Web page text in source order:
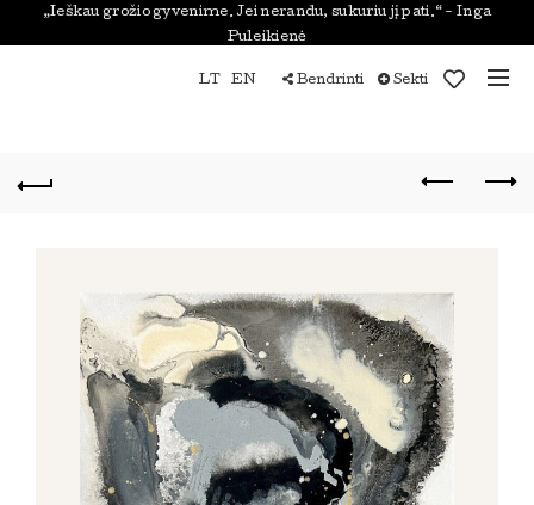
„Ieškau grožio gyvenime. Jei nerandu, sukuriu jį pati.“ - Inga
Puleikienė
LT EN Bendrinti Sekti